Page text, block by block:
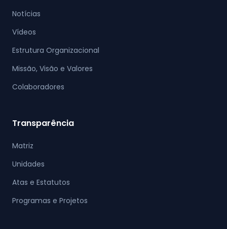
Notícias
Vídeos
Estrutura Organizacional
Missão, Visão e Valores
Colaboradores
Transparência
Matriz
Unidades
Atas e Estatutos
Programas e Projetos